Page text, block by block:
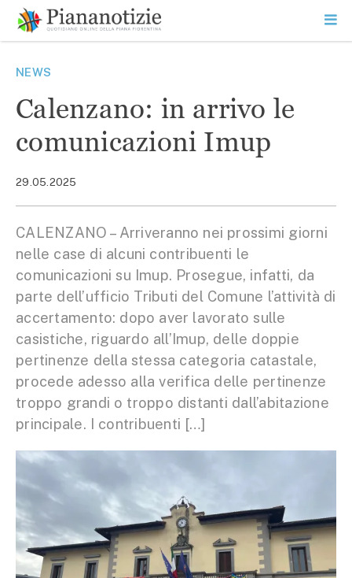
contenuto
SEARCH
NEWS
Calenzano: in arrivo le
comunicazioni Imup
29.05.2025
CALENZANO – Arriveranno nei prossimi giorni
nelle case di alcuni contribuenti le
comunicazioni su Imup. Prosegue, infatti, da
parte dell’ufficio Tributi del Comune l’attività di
accertamento: dopo aver lavorato sulle
casistiche, riguardo all’Imup, delle doppie
pertinenze della stessa categoria catastale,
procede adesso alla verifica delle pertinenze
troppo grandi o troppo distanti dall’abitazione
principale. I contribuenti […]